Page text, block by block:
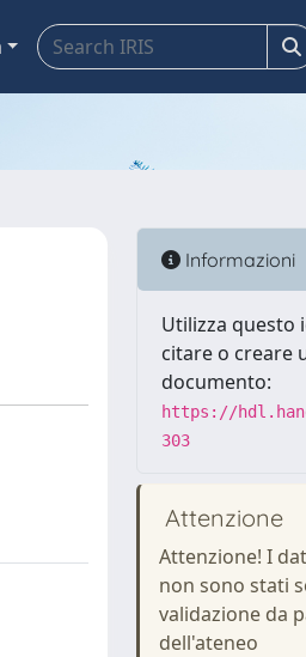
Informazioni
Utilizza questo
citare o creare
documento:
https://
303
Attenzione
Attenzione! I
non sono stati
validazione da
dell'ateneo